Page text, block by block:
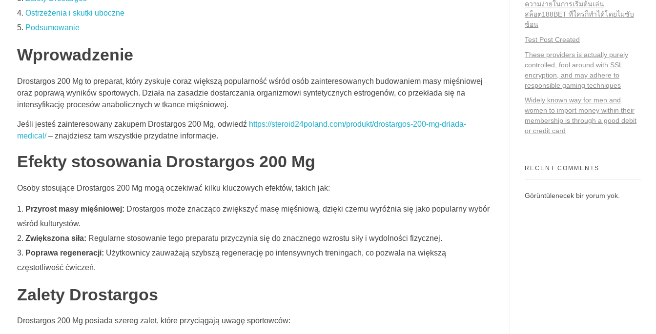
Ostrzeżenia i skutki uboczne
Podsumowanie
Wprowadzenie
Drostargos 200 Mg to preparat, który zyskuje coraz większą popularność wśród osób zainteresowanych budowaniem masy mięśniowej
oraz poprawą wyników sportowych. Działa na zasadzie dostarczania organizmowi syntetycznych estrogenów, co przekłada się na
intensyfikację procesów anabolicznych w tkance mięśniowej.
Jeśli jesteś zainteresowany zakupem Drostargos 200 Mg, odwiedź https://steroid24poland.com/produkt/drostargos-200-mg-driada-
medical/– znajdziesz tam wszystkie przydatne informacje.
Efekty stosowania Drostargos 200 Mg
Osoby stosujące Drostargos 200 Mg mogą oczekiwać kilku kluczowych efektów, takich jak:
Przyrost masy mięśniowej: Drostargos może znacząco zwiększyć masę mięśniową, dzięki czemu wyróżnia się jako popularny wybór
wśród kulturystów.
Zwiększona siła: Regularne stosowanie tego preparatu przyczynia się do znacznego wzrostu siły i wydolności fizycznej.
Poprawa regeneracji: Użytkownicy zauważają szybszą regenerację po intensywnych treningach, co pozwala na większą
częstotliwość ćwiczeń.
Zalety Drostargos
Drostargos 200 Mg posiada szereg zalet, które przyciągają uwagę sportowców:
ความง่ายในการเริ่มต้นเล่น
สล็อต188BET ที่ใครก็ทำได้โดยไม่ซับ
ซ้อน
Test Post Created
These providers is actually purely
controlled, fool around with SSL
encryption, and may adhere to
responsible gaming techniques
Widely known way for men and
women to import money within their
membership is through a good debit
or credit card
RECENT COMMENTS
Görüntülenecek bir yorum yok.